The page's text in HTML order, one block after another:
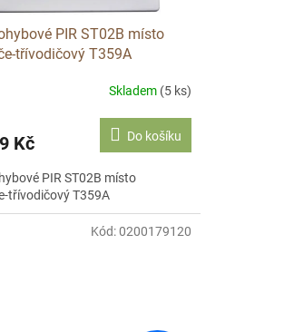
PIR ST02B místo
třívodičový T359A
Skladem (5 ks)
Kč Do košíku
PIR ST02B místo
třívodičový T359A
Kód:0200179120